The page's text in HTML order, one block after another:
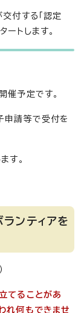
付する「認定
ートします。
予定です。
請等で受付を
す。
ンティアを
てることがあ
れ何もできませ